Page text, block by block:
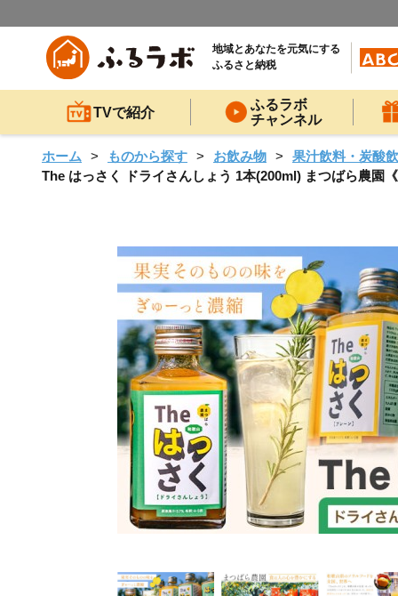
地域とあなたを元気にする
ふるさと納税
TVで紹介
ふるラボ
チャンネル
ホーム ものから探す お飲み物
果汁飲料・炭酸
The はっさく ドライさんしょう 1本(200ml) まつばら農園